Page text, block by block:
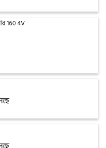
160 4V